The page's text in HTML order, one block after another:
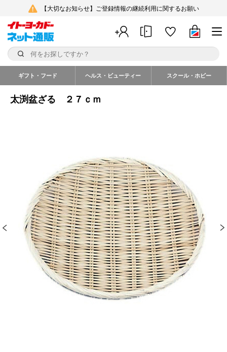
【大切なお知らせ】ご登録情報の継続利用に関するお願い
ギフト・フード ヘルス・ビューティー スクール・ホビー
太渕盆ざる ２７ｃｍ